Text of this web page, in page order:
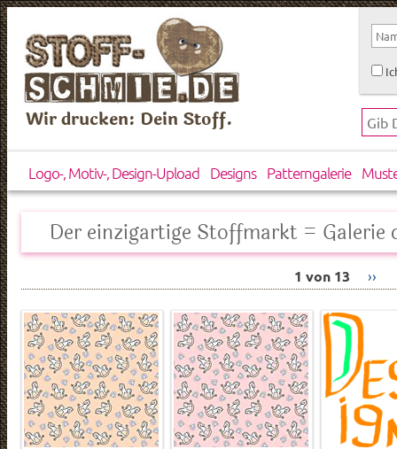
Wir drucken: Dein Stoff.
Logo-, Motiv-, Design-Upload Designs Patterngalerie
Der einzigartige Stoffmarkt = Galerie
1 von 13 ››